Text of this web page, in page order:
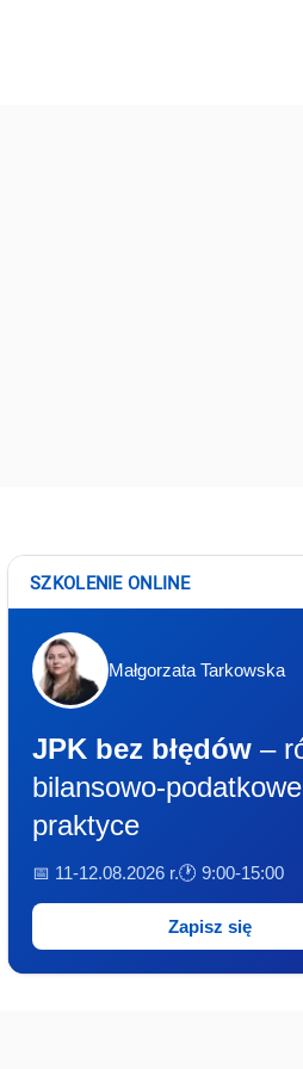
SZKOLENIE ONLINE
Małgorzata Tarkowska
JPK bez błędów –
bilansowo-
praktyce
📅 11-12.08.2026 r.🕐 9:00-15:00
Zapisz się